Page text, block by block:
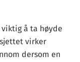
å ta høyde
virker
dersom en